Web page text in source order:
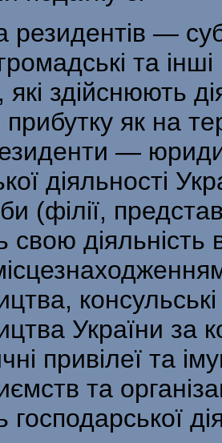
—
та
які здійснюють
як на
—
діяльності
(філії,
свою діяльність
України за
привілеї та
та
господарської